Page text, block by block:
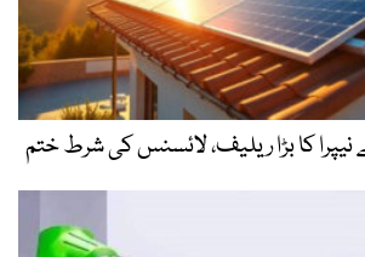
کا بڑا ریلیف، لائسنس کی شرط ختم